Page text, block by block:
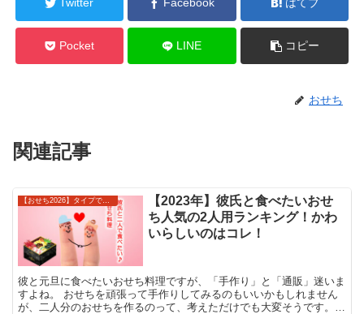
Twitter Facebook はてブ
Pocket LINE コピー
おせち
関連記事
【おせち2026】タイプで選ぶ
【2023年】彼氏と食べたいおせ
ち人気の2人用ランキング！かわ
いらしいのはコレ！
彼と元旦に食べたいおせち料理ですが、「手作り」と「通販」迷いま
すよね。 おせちを頑張って手作りしてみるのもいいかもしれません
が、二人分のおせちを作るのって、考えただけでも大変そうです。し